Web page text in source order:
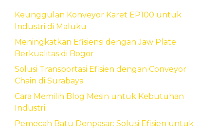
Keunggulan Konveyor Karet EP100 untuk
Industri di Maluku
Meningkatkan Efisiensi dengan Jaw Plate
Berkualitas di Bogor
Solusi Transportasi Efisien dengan Conveyor
Chain di Surabaya
Cara Memilih Blog Mesin untuk Kebutuhan
Industri
Pemecah Batu Denpasar: Solusi Efisien untuk